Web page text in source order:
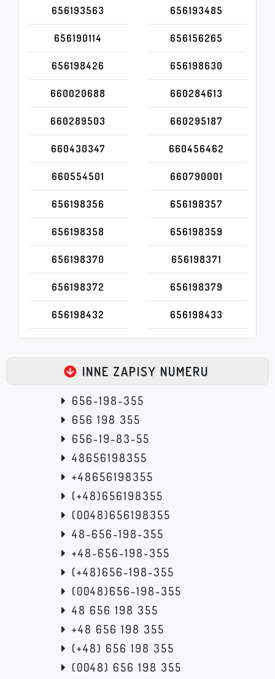
656193563 656193485
656190114 656156265
656198426 656198630
660020688 660284613
660289503 660295187
660430347 660456462
660554501 660790001
656198356 656198357
656198358 656198359
656198370 656198371
656198372 656198379
656198432 656198433
INNE ZAPISY NUMERU
656-198-355
656 198 355
656-19-83-55
48656198355
+48656198355
(+48)656198355
(0048)656198355
48-656-198-355
+48-656-198-355
(+48)656-198-355
(0048)656-198-355
48 656 198 355
+48 656 198 355
(+48) 656 198 355
(0048) 656 198 355